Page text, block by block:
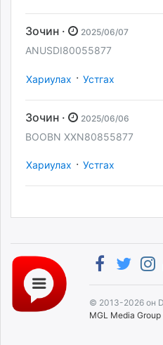
Зочин · 2025/06/07
ANUSDI80055877
Хариулах · Устгах
Зочин · 2025/06/06
BOOBN XXN80855877
Хариулах · Устгах
© 2013-2026 он
MGL Media Group